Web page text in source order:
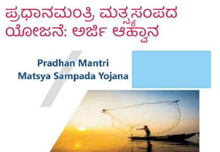
ಪ್ರಧಾನಮಂತ್ರಿ ಮತ್ಸ್ಯಸಂಪದ
ಯೋಜನೆ: ಅರ್ಜಿ ಆಹ್ವಾನ